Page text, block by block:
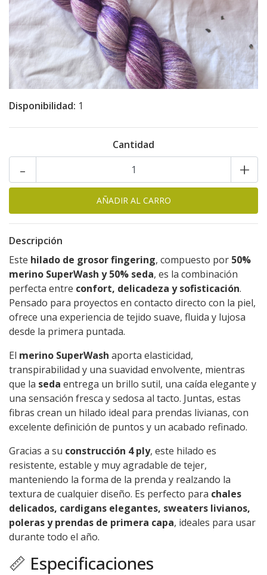
Disponibilidad: 1
Cantidad
+
-
Descripción
Este hilado de grosor fingering, compuesto por 50%
merino SuperWash y 50% seda, es la combinación
perfecta entre confort, delicadeza y sofisticación.
Pensado para proyectos en contacto directo con la piel,
ofrece una experiencia de tejido suave, fluida y lujosa
desde la primera puntada.
El merino SuperWash aporta elasticidad,
transpirabilidad y una suavidad envolvente, mientras
que la seda entrega un brillo sutil, una caída elegante y
una sensación fresca y sedosa al tacto. Juntas, estas
fibras crean un hilado ideal para prendas livianas, con
excelente definición de puntos y un acabado refinado.
Gracias a su construcción 4 ply, este hilado es
resistente, estable y muy agradable de tejer,
manteniendo la forma de la prenda y realzando la
textura de cualquier diseño. Es perfecto para chales
delicados, cardigans elegantes, sweaters livianos,
poleras y prendas de primera capa, ideales para usar
durante todo el año.
📏 Especificaciones